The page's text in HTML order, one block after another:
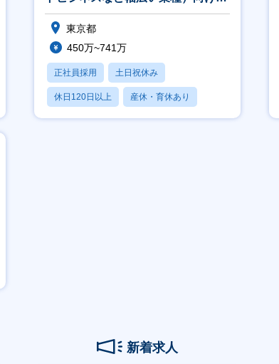
カウント営業
東京都
450万~741万
正社員採用 土日祝休み
休日120日以上 産休・育休あり
賞与あり
新着求人